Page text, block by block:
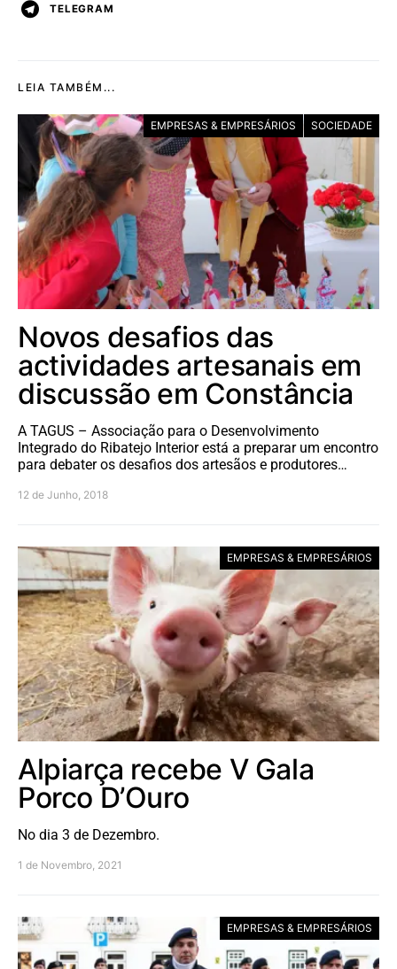
TELEGRAM
LEIA TAMBÉM...
EMPRESAS & EMPRESÁRIOS SOCIEDADE
Novos desafios das
actividades artesanais em
discussão em Constância
A TAGUS – Associação para o Desenvolvimento
Integrado do Ribatejo Interior está a preparar um encontro
para debater os desafios dos artesãos e produtores…
12 de Junho, 2018
EMPRESAS & EMPRESÁRIOS
Alpiarça recebe V Gala
Porco D’Ouro
No dia 3 de Dezembro.
1 de Novembro, 2021
EMPRESAS & EMPRESÁRIOS